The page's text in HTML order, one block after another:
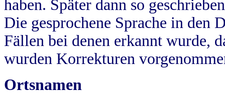
haben. Später dann so
Die gesprochene Sprache in
Fällen bei denen erkannt wurde,
wurden Korrekturen
Ortsnamen